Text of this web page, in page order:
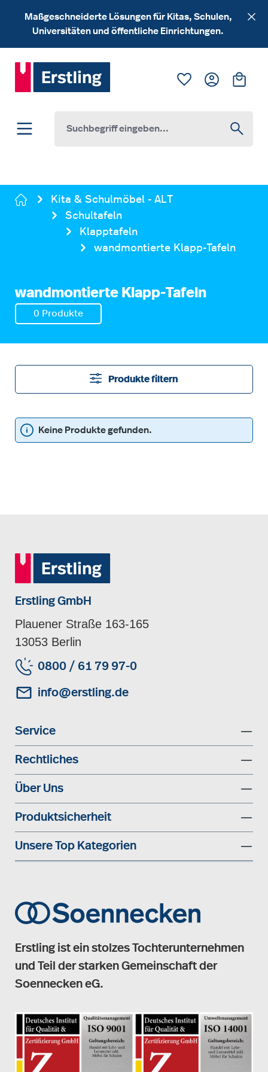
Zum Hauptinhalt springen
Maßgeschneiderte Lösungen für Kitas, Schulen,
Universitäten und öffentliche Einrichtungen.
Du hast 0
Kita & Schulmöbel - ALT
Schultafeln
Klapptafeln
wandmontierte Klapp-Tafeln
wandmontierte Klapp-Tafeln
0 Produkte
Produkte filtern
Keine Produkte gefunden.
Erstling GmbH
Plauener Straße 163-165
13053 Berlin
0800 / 61 79 97-0
info@erstling.de
Service
Rechtliches
Über Uns
Produktsicherheit
Unsere Top Kategorien
Erstling ist ein stolzes Tochterunternehmen
und Teil der starken Gemeinschaft der
Soennecken eG.